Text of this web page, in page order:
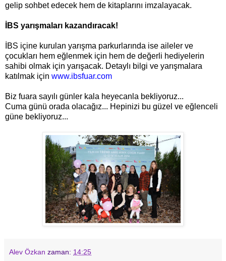
gelip sohbet edecek hem de kitaplarını imzalayacak.
İBS yarışmaları kazandıracak!
İBS içine kurulan yarışma parkurlarında ise aileler ve
çocukları hem eğlenmek için hem de değerli hediyelerin
sahibi olmak için yarışacak. Detaylı bilgi ve yarışmalara
katılmak için www.ibsfuar.com
Biz fuara sayılı günler kala heyecanla bekliyoruz...
Cuma günü orada olacağız... Hepinizi bu güzel ve eğlenceli
güne bekliyoruz...
Alev Özkan zaman: 14:25